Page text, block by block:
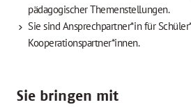
pädagogischer Themenstellungen.
Sie sind Ansprechpartner*in für
Kooperationspartner*innen.
Sie bringen mit